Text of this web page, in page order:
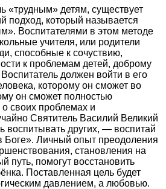
«трудным» детям, существует
подход, который называется
Воспитателями в этом методе
учителя, или родители
способные к сочуствию,
к проблемам детей, доброму
должен войти в его
которому он сможет во
он сможет полностью
о своих проблемах и
Святитель Василий Великий
воспитывать других, — воспитай
Боге». Личный опыт преодоления
становления на
путь, помогут восстановить
Поставленная цель будет
давлением, а любовью.